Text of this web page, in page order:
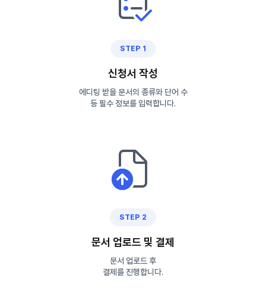
STEP 1
신청서 작성
에디팅 받을 문서의 종류와 단어 수
등 필수 정보를 입력합니다.
STEP 2
문서 업로드 및 결제
문서 업로드 후
결제를 진행합니다.